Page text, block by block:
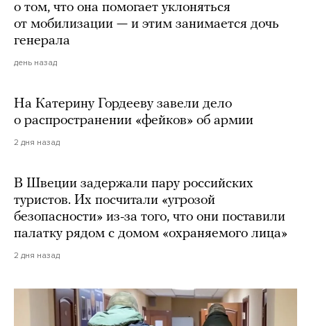
о том, что она помогает уклоняться
от мобилизации — и этим занимается дочь
генерала
день назад
На Катерину Гордееву завели дело
о распространении «фейков» об армии
2 дня назад
В Швеции задержали пару российских
туристов. Их посчитали «угрозой
безопасности» из-за того, что они поставили
палатку рядом с домом «охраняемого лица»
2 дня назад